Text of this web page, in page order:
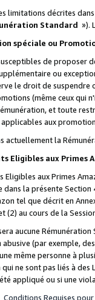
limitations décrites
Standard »).
spéciale ou
de proposer
ou
le droit de
(même ceux qui
et toute
aux
actuellement la
Eligibles aux Primes
Eligibles aux Primes
dans la présente Section
tel que décrit en
(2) au cours de la
aucune
(par exemple,
même personne à
ne sont pas liés à des
appliqué ou si une
Conditions Requises